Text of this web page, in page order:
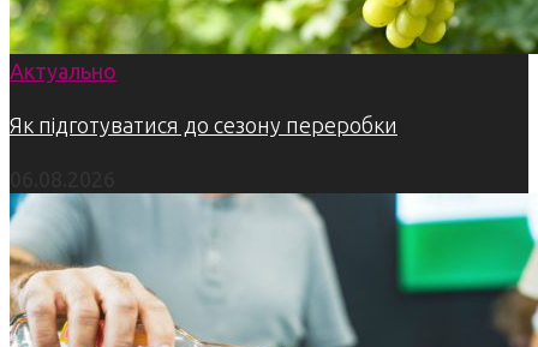
Актуально
Як підготуватися до сезону переробки